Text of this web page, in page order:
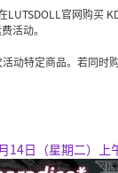
LUTSDOLL官网购
活动。
动特定商品。若同时
14日（星期二）上